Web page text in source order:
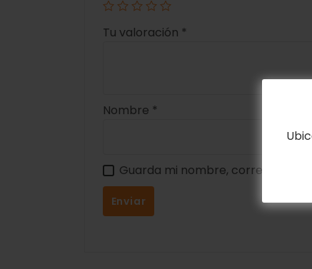
Tu valoración *
Nombre *
Guarda mi nombre, correo